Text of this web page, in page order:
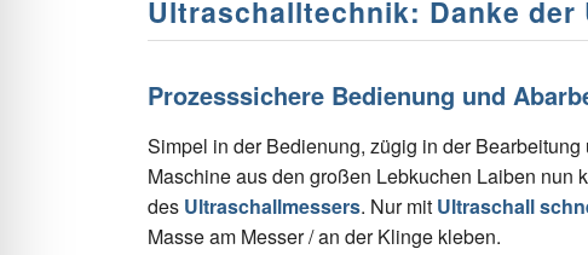
Ultraschalltechnik: Danke
Prozesssichere Bedienung und
Simpel in der Bedienung, zügig in der
Maschine aus den großen Lebkuchen Laiben nun
des Ultraschallmessers. Nur mit Ultraschall
Masse am Messer / an der Klinge kleben.